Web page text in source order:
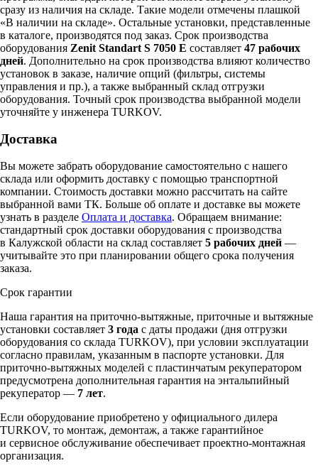
сразу из наличия на складе. Такие модели отмечены плашкой
«В наличии на складе». Остальные установки, представленные
в каталоге, производятся под заказ. Срок производства
оборудования Zenit Standart S 7050 E составляет 47 рабочих
дней. Дополнительно на срок производства влияют количество
установок в заказе, наличие опций (фильтры, системы
управления и пр.), а также выбранный склад отгрузки
оборудования. Точный срок производства выбранной модели
уточняйте у инженера TURKOV.
Доставка
Вы можете забрать оборудование самостоятельно с нашего
склада или оформить доставку с помощью транспортной
компании. Стоимость доставки можно рассчитать на сайте
выбранной вами ТК. Больше об оплате и доставке вы можете
узнать в разделе Оплата и доставка. Обращаем внимание:
стандартный срок доставки оборудования с производства
в Калужской области на склад составляет 5 рабочих дней —
учитывайте это при планировании общего срока получения
заказа.
Срок гарантии
Наша гарантия на приточно-вытяжные, приточные и вытяжные
установки составляет 3 года с даты продажи (дня отгрузки
оборудования со склада TURKOV), при условии эксплуатации
согласно правилам, указанным в паспорте установки. Для
приточно-вытяжных моделей с пластинчатым рекуператором
предусмотрена дополнительная гарантия на энтальпийный
рекуператор — 7 лет.
Если оборудование приобретено у официального дилера
TURKOV, то монтаж, демонтаж, а также гарантийное
и сервисное обслуживание обеспечивает проектно-монтажная
организация.